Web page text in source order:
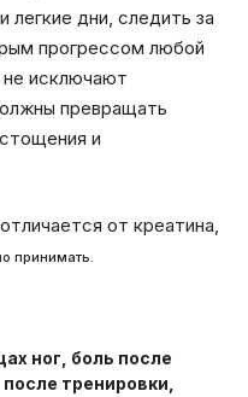
дни, следить за
прогрессом любой
исключают
превращать
и
от креатина,
принимать.
ног боль после
после тренировки